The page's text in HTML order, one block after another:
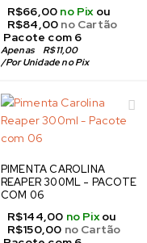
R$66,00 no Pix ou
R$84,00 no Cartão
Pacote com 6
Apenas R$11,00
/Por Unidade no Pix
PIMENTA CAROLINA
REAPER 300ML - PACOTE
COM 06
R$144,00 no Pix ou
R$150,00 no Cartão